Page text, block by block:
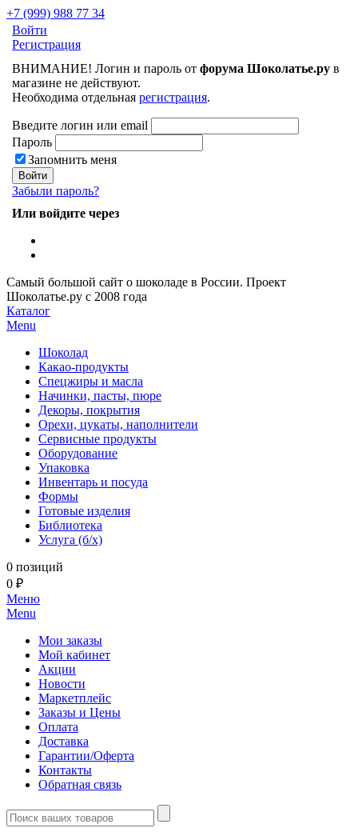
+7 (999) 988 77 34
Войти
Регистрация
ВНИМАНИЕ! Логин и пароль от форума Шоколатье.ру в
магазине не действуют.
Необходима отдельная регистрация.
Введите логин или email
Пароль
Запомнить меня
Забыли пароль?
Или войдите через
Самый большой сайт о шоколаде в России. Проект
Шоколатье.ру с 2008 года
Каталог
Menu
Шоколад
Какао-продукты
Спецжиры и масла
Начинки, пасты, пюре
Декоры, покрытия
Орехи, цукаты, наполнители
Сервисные продукты
Оборудование
Упаковка
Инвентарь и посуда
Формы
Готовые изделия
Библиотека
Услуга (б/х)
0 позиций
0 ₽
Меню
Menu
Мои заказы
Мой кабинет
Акции
Новости
Маркетплейс
Заказы и Цены
Оплата
Доставка
Гарантии/Оферта
Контакты
Обратная связь